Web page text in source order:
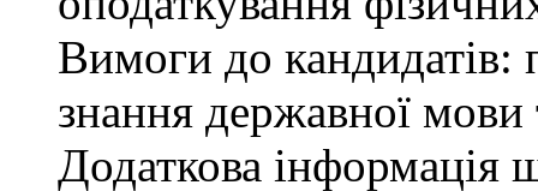
Вимоги до кандидатів:
знання державної
Додаткова інформація